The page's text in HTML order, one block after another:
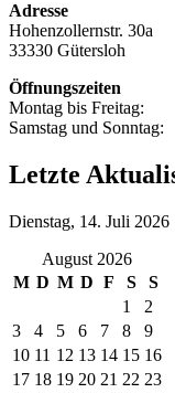
Adresse
Hohenzollernstr. 30a
33330 Gütersloh
Öffnungszeiten
Montag bis Freitag:
Samstag und Sonntag:
Letzte
Dienstag, 14. Juli 2026
August 2026
M D M D F S
S
1
2
3
4 5 6 7 8
9
10 11 12 13 14 15 16
17 18 19 20 21 22 23